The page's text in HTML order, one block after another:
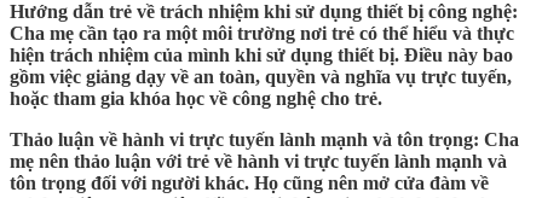
Hướng dẫn trẻ về trách nhiệm khi sử dụng thiết bị công nghệ:
Cha mẹ cần tạo ra một môi trường nơi trẻ có thể hiểu và thực
hiện trách nhiệm của mình khi sử dụng thiết bị. Điều này bao
gồm việc giảng dạy về an toàn, quyền và nghĩa vụ trực tuyến,
hoặc tham gia khóa học về công nghệ cho trẻ.
Thảo luận về hành vi trực tuyến lành mạnh và tôn trọng: Cha
mẹ nên thảo luận với trẻ về hành vi trực tuyến lành mạnh và
tôn trọng đối với người khác. Họ cũng nên mở cửa đàm về